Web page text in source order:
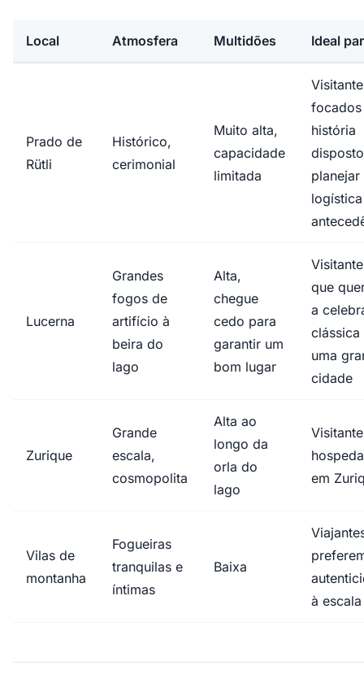
Local Atmosfera Multidões Ideal
Prado de
Rütli
Histórico,
cerimonial
Muito alta,
capacidade
limitada
focados
história
planejar
Lucerna
Grandes
fogos de
artifício à
beira do
lago
Alta,
chegue
cedo para
garantir um
bom lugar
que
a
clássica
uma
cidade
Zurique
Grande
escala,
cosmopolita
Alta ao
longo da
orla do
lago
em
Vilas de
montanha
Fogueiras
tranquilas e
íntimas
Baixa
à escala